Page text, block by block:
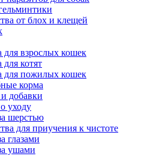
от блох и клещей
для взрослых кошек
котят
для пожилых кошек
корма
добавки
уходу
шерстью
для приучения к чистоте
глазами
ушами